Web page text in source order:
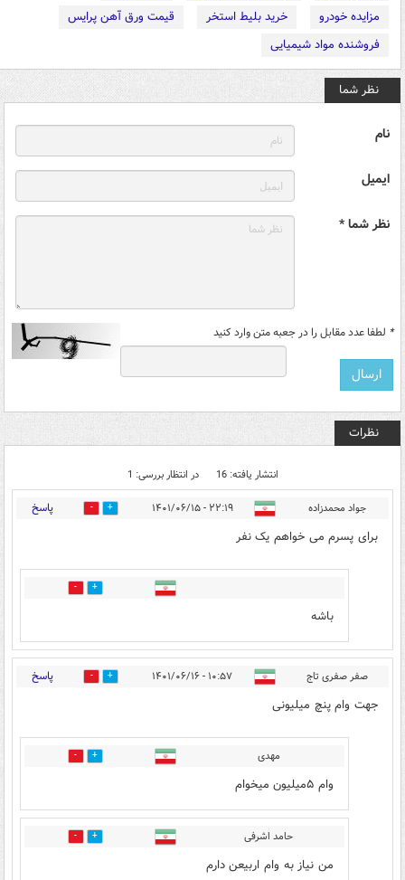
مزایده خودرو
خرید بلیط استخر
قیمت ورق آهن پرایس
فروشنده مواد شیمیایی
نظر شما
نام
ایمیل
نظر شما *
* لطفا عدد مقابل را در جعبه متن وارد کنید
نظرات
انتشار یافته: 16 در انتظار بررسی: 1
جواد محمدزاده ۲۲:۱۹ - ۱۴۰۱/۰۶/۱۵ 0 پاسخ
برای پسرم می خواهم یک نفر
0
باشه
صفر صفری تاج ۱۰:۵۷ - ۱۴۰۱/۰۶/۱۶ 0 پاسخ
جهت وام پنچ میلیونی
مهدی 0
وام ۵میلیون میخوام
حامد اشرفی 1
من نیاز به وام اربیعن دارم